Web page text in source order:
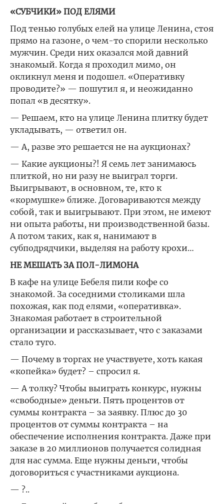
«СУБЧИКИ» ПОД ЕЛЯМИ
Под тенью голубых елей на улице Ленина, стоя
прямо на газоне, о чем-то спорили несколько
мужчин. Среди них оказался мой давний
знакомый. Когда я проходил мимо, он
окликнул меня и подошел. «Оперативку
проводите?» — пошутил я, и неожиданно
попал «в десятку».
— Решаем, кто на улице Ленина плитку будет
укладывать, — ответил он.
— А, разве это решается не на аукционах?
— Какие аукционы?! Я семь лет занимаюсь
плиткой, но ни разу не выиграл торги.
Выигрывают, в основном, те, кто к
«кормушке» ближе. Договариваются между
собой, так и выигрывают. При этом, не имеют
ни опыта работы, ни производственной базы.
А потом таких, как я, нанимают в
субподрядчики, выделяя на работу крохи…
НЕ МЕШАТЬ ЗА ПОЛ-ЛИМОНА
В кафе на улице Бебеля пили кофе со
знакомой. За соседними столиками шла
похожая, как под елями, «оперативка».
Знакомая работает в строительной
организации и рассказывает, что с заказами
стало туго.
— Почему в торгах не участвуете, хоть какая
«копейка» будет? – спросил я.
— А толку? Чтобы выиграть конкурс, нужны
«свободные» деньги. Пять процентов от
суммы контракта – за заявку. Плюс до 30
процентов от суммы контракта – на
обеспечение исполнения контракта. Даже при
заказе в 20 миллионов получается солидная
для нас сумма. Еще нужны деньги, чтобы
договориться с участниками аукциона.
— ?..